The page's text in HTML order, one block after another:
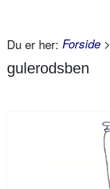
Du er her: Forside >
gulerodsben